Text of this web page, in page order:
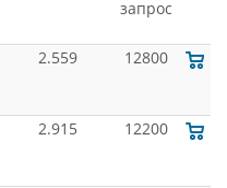
запрос
2.559 12800
2.915 12200